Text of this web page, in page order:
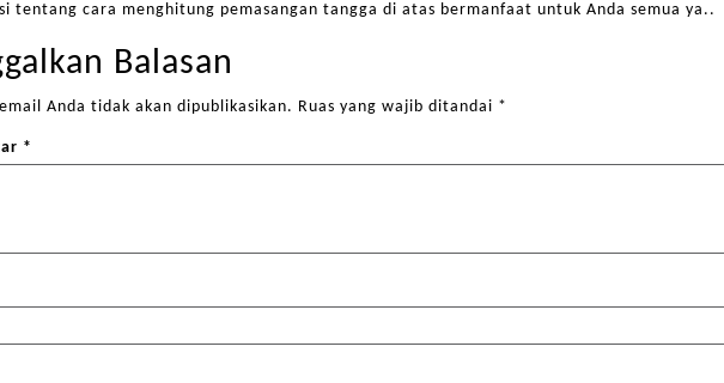
tentang cara menghitung pemasangan tangga di atas bermanfaat untuk Anda semua ya..
Balasan
Anda tidak akan dipublikasikan. Ruas yang wajib ditandai *
*